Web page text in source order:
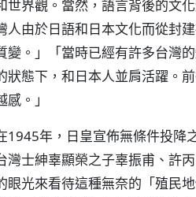
界觀。當然，語言背後的文
由於日語和日本文化而從封
。」「當時已經有許多台灣
態下，和日本人並肩活躍。
。」
1945年，日皇宣佈無條件投降
士紳辜顯榮之子辜振甫、許
光來看待這種無奈的「殖民